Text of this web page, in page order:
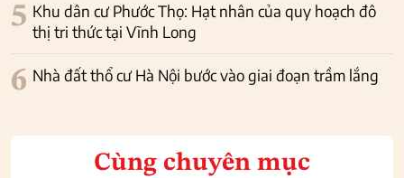
5 Khu dân cư Phước Thọ: Hạt nhân của quy hoạch đô
thị tri thức tại Vĩnh Long
6 Nhà đất thổ cư Hà Nội bước vào giai đoạn trầm lắng
Cùng chuyên mục